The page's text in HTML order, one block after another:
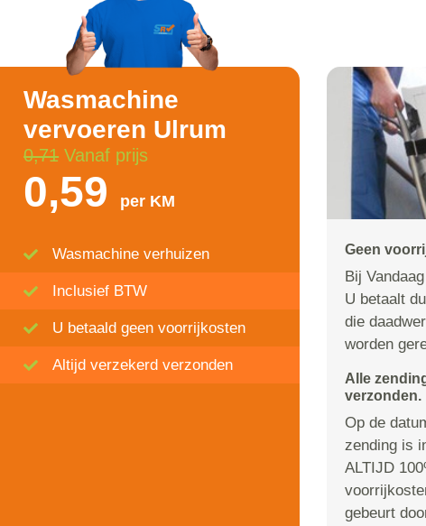
Wasmachine
vervoeren Ulrum
0,71 Vanaf prijs
0,59 per KM
Wasmachine verhuizen
Inclusief BTW
U betaald geen voorrijkosten
Altijd verzekerd verzonden
Geen
Bij
U betaalt
die
worden
Alle
verzonden.
Op de
zending is
ALTIJD
gebeurt